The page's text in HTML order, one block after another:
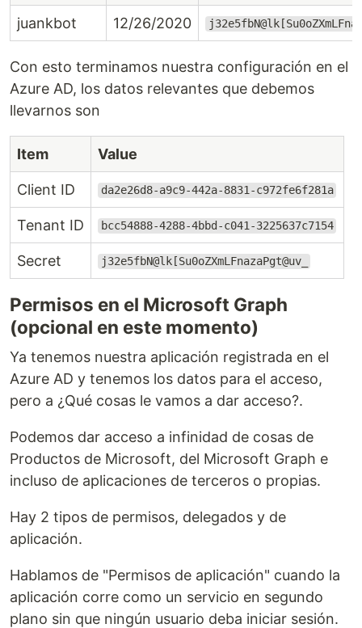
juankbot 12/26/2020
Con esto terminamos nuestra configuración en el
Azure AD, los datos relevantes que debemos
llevarnos son
Item Value
Client ID da2e26d8-a9c9-442a-8831-c972fe6f281a
Tenant ID bcc54888-4288-4bbd-c041-3225637c7154
Secret j32e5fbN@lk[Su0oZXmLFnazaPgt@uv_
Permisos en el Microsoft Graph
(opcional en este momento)
Ya tenemos nuestra aplicación registrada en el
Azure AD y tenemos los datos para el acceso,
pero a ¿Qué cosas le vamos a dar acceso?.
Podemos dar acceso a infinidad de cosas de
Productos de Microsoft, del Microsoft Graph e
incluso de aplicaciones de terceros o propias.
Hay 2 tipos de permisos, delegados y de
aplicación.
Hablamos de "Permisos de aplicación" cuando la
aplicación corre como un servicio en segundo
plano sin que ningún usuario deba iniciar sesión.